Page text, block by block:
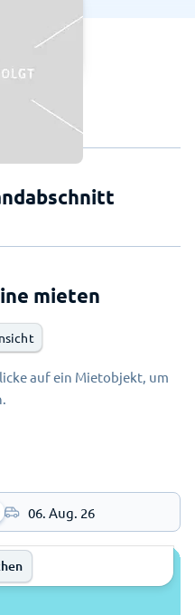
mieten
auf ein Mietobjekt, um
06. Aug. 26